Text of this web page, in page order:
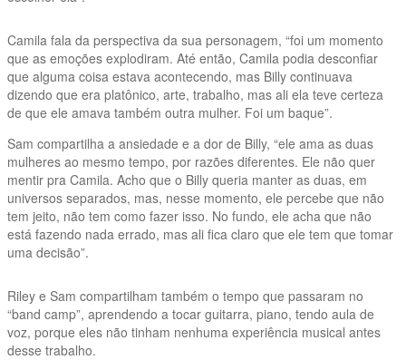
Camila fala da perspectiva da sua personagem, “foi um momento
que as emoções explodiram. Até então, Camila podia desconfiar
que alguma coisa estava acontecendo, mas Billy continuava
dizendo que era platônico, arte, trabalho, mas ali ela teve certeza
de que ele amava também outra mulher. Foi um baque”.
Sam compartilha a ansiedade e a dor de Billy, “ele ama as duas
mulheres ao mesmo tempo, por razões diferentes. Ele não quer
mentir pra Camila. Acho que o Billy queria manter as duas, em
universos separados, mas, nesse momento, ele percebe que não
tem jeito, não tem como fazer isso. No fundo, ele acha que não
está fazendo nada errado, mas ali fica claro que ele tem que tomar
uma decisão”.
Riley e Sam compartilham também o tempo que passaram no
“band camp”, aprendendo a tocar guitarra, piano, tendo aula de
voz, porque eles não tinham nenhuma experiência musical antes
desse trabalho.